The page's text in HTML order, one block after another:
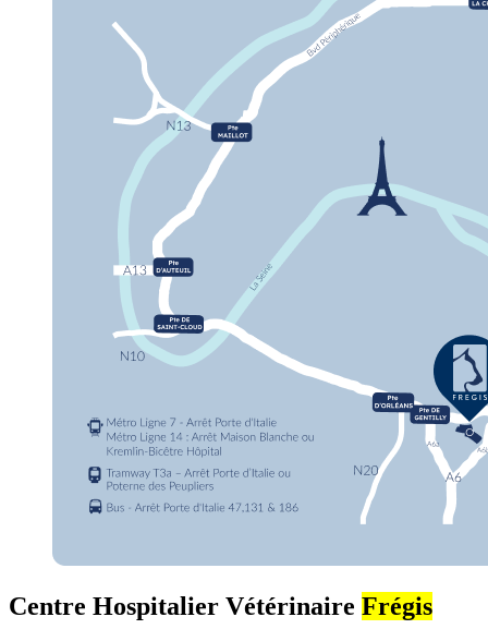
Centre Hospitalier Vétérinaire Frégis